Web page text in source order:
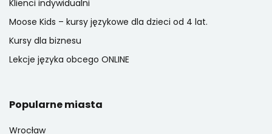
Klienci indywidualni
Moose Kids – kursy językowe dla dzieci od 4 lat.
Kursy dla biznesu
Lekcje języka obcego ONLINE
Popularne miasta
Wrocław